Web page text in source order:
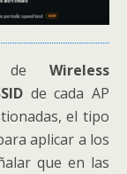
de Wireless
de cada AP
el tipo
aplicar a los
que en las